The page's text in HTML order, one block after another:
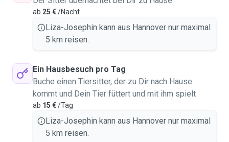
ab 25 €/Nacht
Liza-Josephin kann aus Hannover nur maximal
5 km reisen.
Ein Hausbesuch pro Tag
Buche einen Tiersitter, der zu Dir nach Hause
kommt und Dein Tier füttert und mit ihm spielt
ab 15 €/Tag
Liza-Josephin kann aus Hannover nur maximal
5 km reisen.